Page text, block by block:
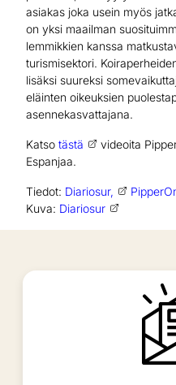
asiakas joka usein myös
on yksi maailman
lemmikkien kanssa
turismisektori.
lisäksi suureksi
eläinten oikeuksien
asennekasvattajana.
Katso tästä
videoita
Espanjaa.
Tiedot: Diariosur,
Kuva: Diariosur